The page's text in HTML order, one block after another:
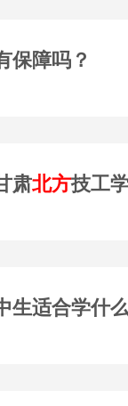
保障吗？
肃北方技工
生适合学什